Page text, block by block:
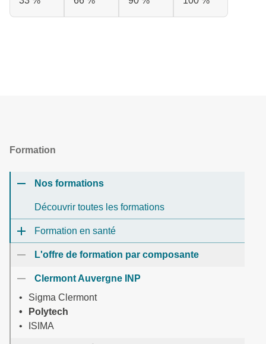
Formation
Nos formations
Découvrir toutes les formations
Formation en santé
L'offre de formation par composante
Clermont Auvergne INP
Sigma Clermont
Polytech
ISIMA